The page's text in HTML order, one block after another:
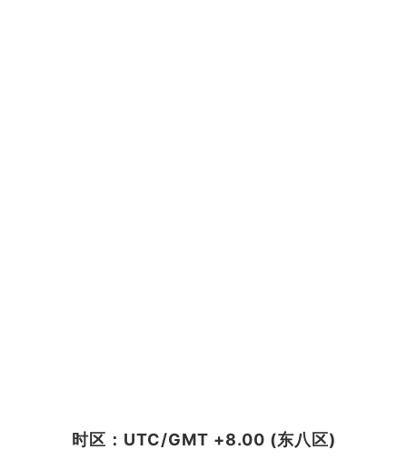
时区：UTC/GMT +8.00 (东八区)